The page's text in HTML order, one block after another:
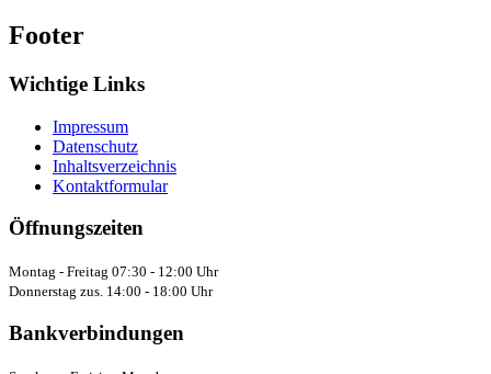
Footer
Wichtige Links
Impressum
Datenschutz
Inhaltsverzeichnis
Kontaktformular
Öffnungszeiten
Montag - Freitag 07:30 - 12:00 Uhr
Donnerstag zus. 14:00 - 18:00 Uhr
Bankverbindungen